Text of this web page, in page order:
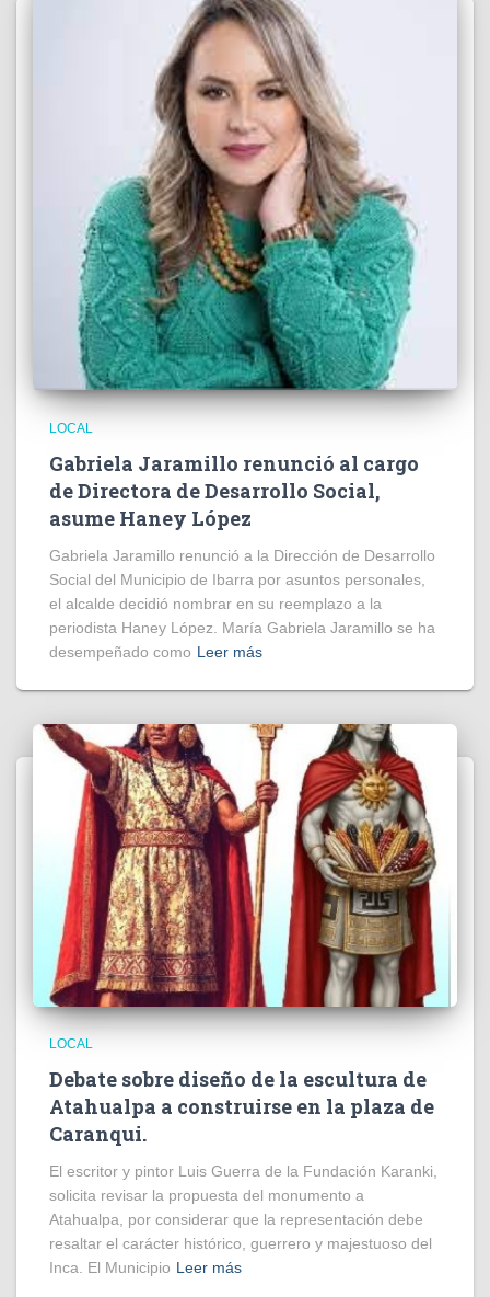
LOCAL
Gabriela Jaramillo renunció al cargo
de Directora de Desarrollo Social,
asume Haney López
Gabriela Jaramillo renunció a la Dirección de Desarrollo
Social del Municipio de Ibarra por asuntos personales,
el alcalde decidió nombrar en su reemplazo a la
periodista Haney López. María Gabriela Jaramillo se ha
desempeñado como Leer más
LOCAL
Debate sobre diseño de la escultura de
Atahualpa a construirse en la plaza de
Caranqui.
El escritor y pintor Luis Guerra de la Fundación Karanki,
solicita revisar la propuesta del monumento a
Atahualpa, por considerar que la representación debe
resaltar el carácter histórico, guerrero y majestuoso del
Inca. El Municipio Leer más